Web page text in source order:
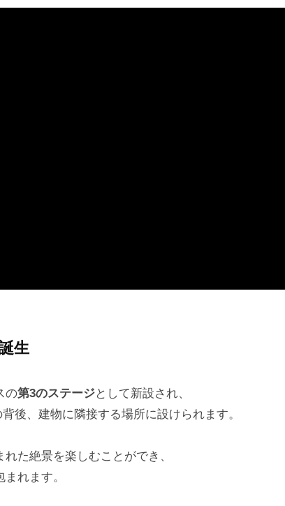
生
の第3のステージとして新設され、
後、建物に隣接する場所に設けられます。
た絶景を楽しむことができ、
れます。